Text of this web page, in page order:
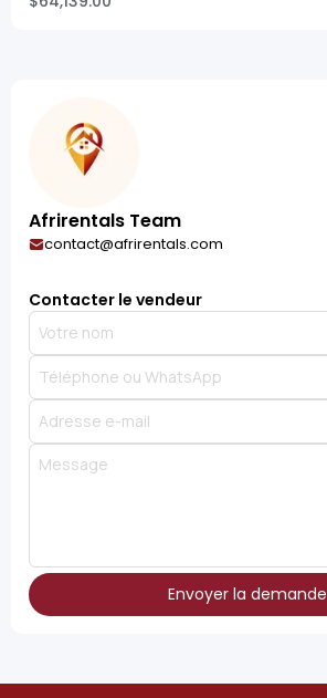
Afrirentals Team
contact@afrirentals.com
Contacter le vendeur
Envoyer la demande